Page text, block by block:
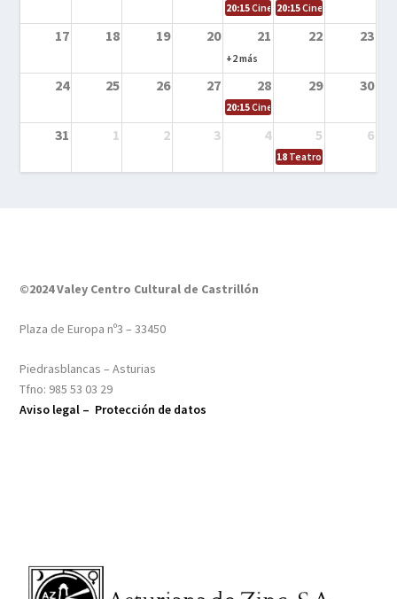
20:15Cine en la calle – Tortugas
20:15Cine en la calle –
17 18 19 20 21 22 23
+2 más
24 25 26 27 28 29 30
20:15Cine en el calle – Tintín y el
31 1 2 3 4 5 6
18 Teatro – Tres
©2024 Valey Centro Cultural de Castrillón
Plaza de Europa nº3 – 33450
Piedrasblancas – Asturias
Tfno: 985 53 03 29
Aviso legal – Protección de datos